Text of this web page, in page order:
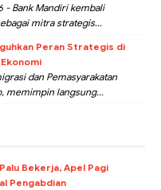
- Bank Mandiri kembali
mitra strategis...
Peran Strategis di
dan Pemasyarakatan
memimpin langsung...
Bekerja, Apel Pagi
Pengabdian